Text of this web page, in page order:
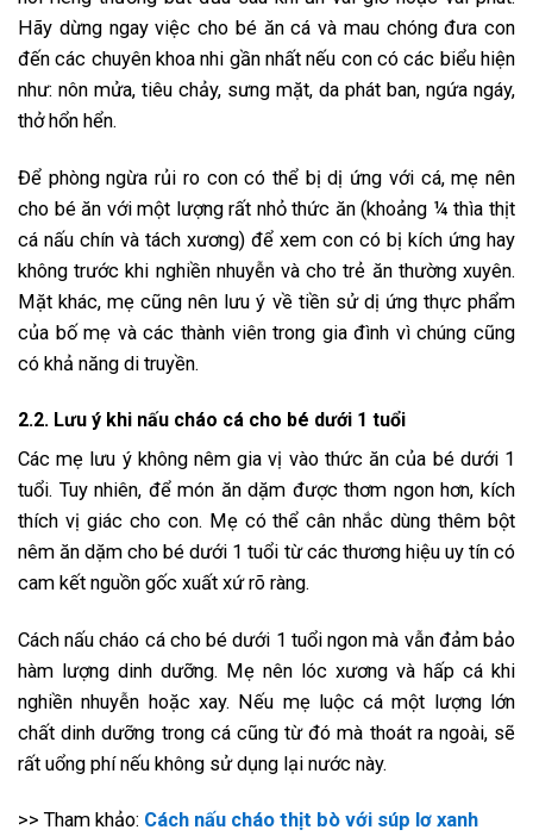
Hãy dừng ngay việc cho bé ăn cá và mau chóng đưa con
đến các chuyên khoa nhi gần nhất nếu con có các biểu hiện
như: nôn mửa, tiêu chảy, sưng mặt, da phát ban, ngứa ngáy,
thở hổn hển.
Để phòng ngừa rủi ro con có thể bị dị ứng với cá, mẹ nên
cho bé ăn với một lượng rất nhỏ thức ăn (khoảng ¼ thìa thịt
cá nấu chín và tách xương) để xem con có bị kích ứng hay
không trước khi nghiền nhuyễn và cho trẻ ăn thường xuyên.
Mặt khác, mẹ cũng nên lưu ý về tiền sử dị ứng thực phẩm
của bố mẹ và các thành viên trong gia đình vì chúng cũng
có khả năng di truyền.
2.2. Lưu ý khi nấu cháo cá cho bé dưới 1 tuổi
Các mẹ lưu ý không nêm gia vị vào thức ăn của bé dưới 1
tuổi. Tuy nhiên, để món ăn dặm được thơm ngon hơn, kích
thích vị giác cho con. Mẹ có thể cân nhắc dùng thêm bột
nêm ăn dặm cho bé dưới 1 tuổi từ các thương hiệu uy tín có
cam kết nguồn gốc xuất xứ rõ ràng.
Cách nấu cháo cá cho bé dưới 1 tuổi ngon mà vẫn đảm bảo
hàm lượng dinh dưỡng. Mẹ nên lóc xương và hấp cá khi
nghiền nhuyễn hoặc xay. Nếu mẹ luộc cá một lượng lớn
chất dinh dưỡng trong cá cũng từ đó mà thoát ra ngoài, sẽ
rất uổng phí nếu không sử dụng lại nước này.
>> Tham khảo: Cách nấu cháo thịt bò với súp lơ xanh